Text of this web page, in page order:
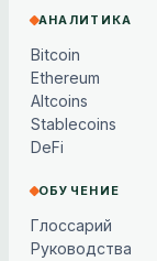
АНАЛИТИКА
Bitcoin
Ethereum
Altcoins
Stablecoins
DeFi
ОБУЧЕНИЕ
Глоссарий
Руководства